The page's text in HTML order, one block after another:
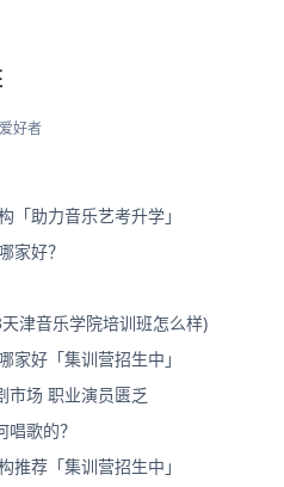
好者
「助力音乐艺考升学」
家好？
津音乐学院培训班怎么样)
家好「集训营招生中」
市场 职业演员匮乏
歌的？
推荐「集训营招生中」